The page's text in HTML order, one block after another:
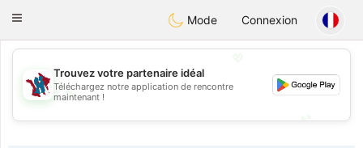
Taimerais
Toggle
Mode Connexion
💖
💕
Trouvez votre partenaire idéal
Téléchargez notre application de rencontre
maintenant !